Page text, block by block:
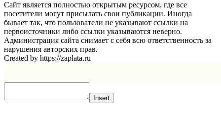
Сайт является полностью открытым ресурсом, где все
посетители могут присылать свои публикации. Иногда
бывает так, что пользователи не указывают ссылки на
первоисточники либо ссылки указываются неверно.
Администрация сайта снимает с себя всю ответственность за
нарушения авторских прав.
Created by https://zaplata.ru
Insert